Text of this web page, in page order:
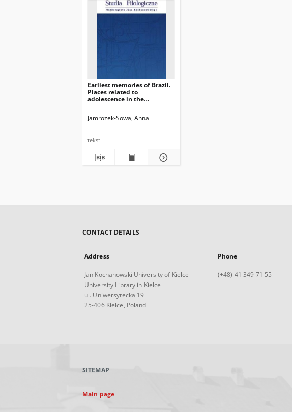
Earliest memories of Brazil.
Places related to
adolescence in the
Jamrozek-Sowa, Anna
tekst
CONTACT DETAILS
Address
Jan Kochanowski University of Kielce
University Library in Kielce
ul. Uniwersytecka 19
25-406 Kielce, Poland
Phone
(+48) 41 349 71 55
SITEMAP
Main page